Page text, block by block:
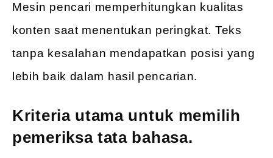
Mesin pencari memperhitungkan kualitas
konten saat menentukan peringkat. Teks
tanpa kesalahan mendapatkan posisi yang
lebih baik dalam hasil pencarian.
Kriteria utama untuk memilih
pemeriksa tata bahasa.